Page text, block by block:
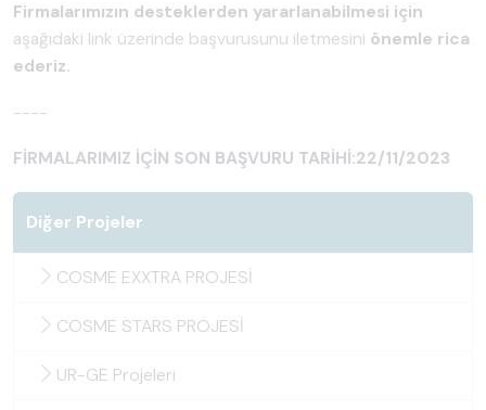
Firmalarımızın desteklerden yararlanabilmesi için
aşağıdaki link üzerinde başvurusunu iletmesini önemle rica
ederiz.
----
FİRMALARIMIZ İÇİN SON BAŞVURU TARİHİ:22/11/2023
Diğer Projeler
COSME EXXTRA PROJESİ
COSME STARS PROJESİ
UR-GE Projeleri